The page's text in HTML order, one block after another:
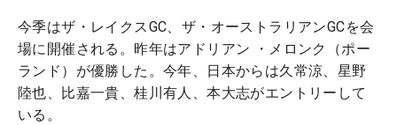
今季はザ・レイクスGC、ザ・オーストラリアンGCを会
場に開催される。昨年はアドリアン ・メロンク（ポー
ランド）が優勝した。今年、日本からは久常涼、星野
陸也、比嘉一貴、桂川有人、本大志がエントリーして
いる。